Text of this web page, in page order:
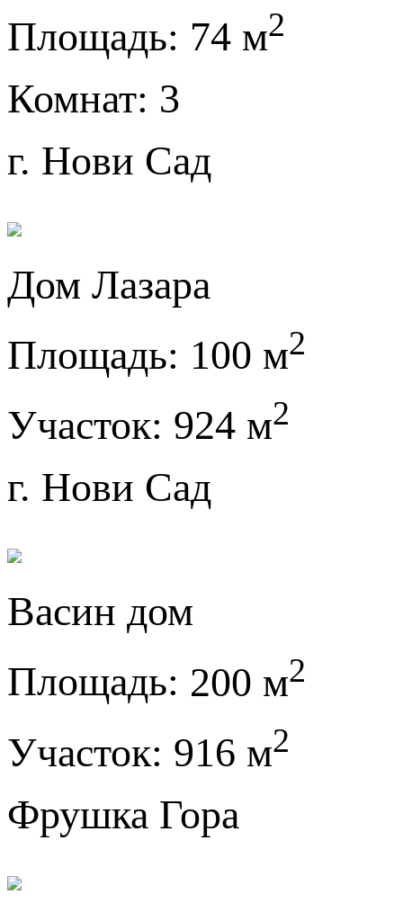
Площадь: 74 м2
Комнат: 3
г. Нови Сад
Дом Лазара
Площадь: 100 м2
Участок: 924 м2
г. Нови Сад
Васин дом
Площадь: 200 м2
Участок: 916 м2
Фрушка Гора